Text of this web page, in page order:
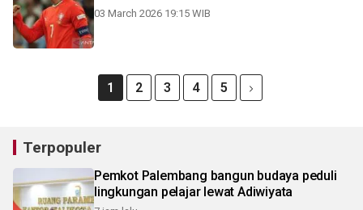
03 March 2026 19:15 WIB
1 2 3 4 5
Terpopuler
Pemkot Palembang bangun budaya peduli
lingkungan pelajar lewat Adiwiyata